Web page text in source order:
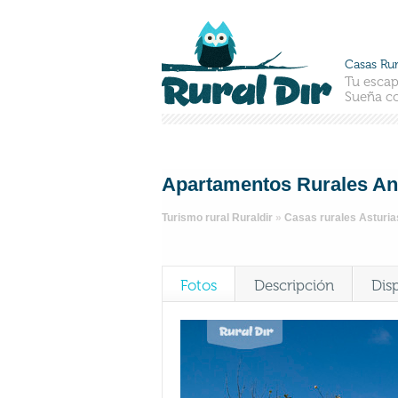
Casas
Tu
Sueña
Apartamentos Rurales
Turismo rural Ruraldir » Casas rurales
Fotos Descripción